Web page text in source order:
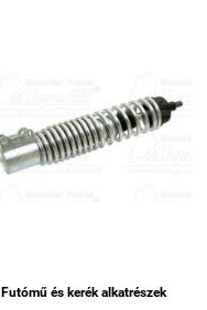
Futómű és kerék alkatrészek